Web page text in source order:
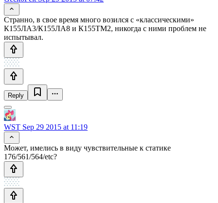
Странно, в свое время много возился с «классическими»
К155ЛА3/К155ЛА8 и К155ТМ2, никогда с ними проблем не
испытывал.
Reply
WST Sep 29 2015 at 11:19
Может, имелись в виду чувствительные к статике
176/561/564/etc?